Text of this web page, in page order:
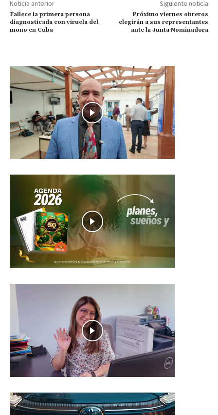
Noticia anterior
Fallece la primera persona
diagnosticada con viruela del
mono en Cuba
Siguiente noticia
Próximo viernes obreros
elegirán a sus representantes
ante la Junta Nominadora